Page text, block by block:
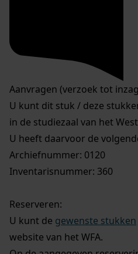
Aanvragen (verzoek tot
U kunt dit stuk / deze
in de studiezaal van het
U heeft daarvoor de
Archiefnummer: 0120
Inventarisnummer: 360
Reserveren:
U kunt de gewenste stukken
website van het WFA.